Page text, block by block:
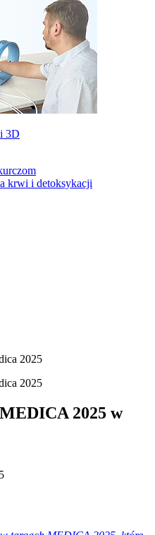
3D
krwi i detoksykacji
2025
2025
2025 w